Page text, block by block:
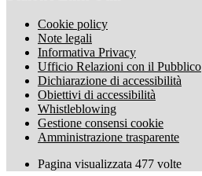
Cookie policy
Note legali
Informativa Privacy
Ufficio Relazioni con il Pubblico
Dichiarazione di accessibilità
Obiettivi di accessibilità
Whistleblowing
Gestione consensi cookie
Amministrazione trasparente
Pagina visualizzata 477 volte